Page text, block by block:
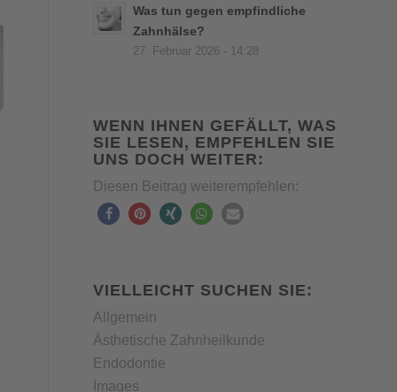
Was tun gegen empfindliche
Zahnhälse?
27. Februar 2026 - 14:28
WENN IHNEN GEFÄLLT, WAS
SIE LESEN, EMPFEHLEN SIE
UNS DOCH WEITER:
Diesen Beitrag weiterempfehlen:
VIELLEICHT SUCHEN SIE:
Allgemein
Ästhetische Zahnheilkunde
Endodontie
Images